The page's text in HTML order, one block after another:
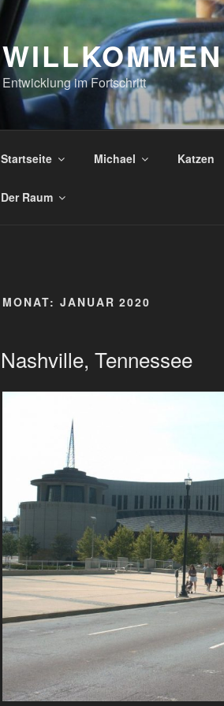
Entwicklung im Fortschritt
Startseite Michael Katzen
Der Raum
MONAT: JANUAR 2020
AM
Nashville, Tennessee